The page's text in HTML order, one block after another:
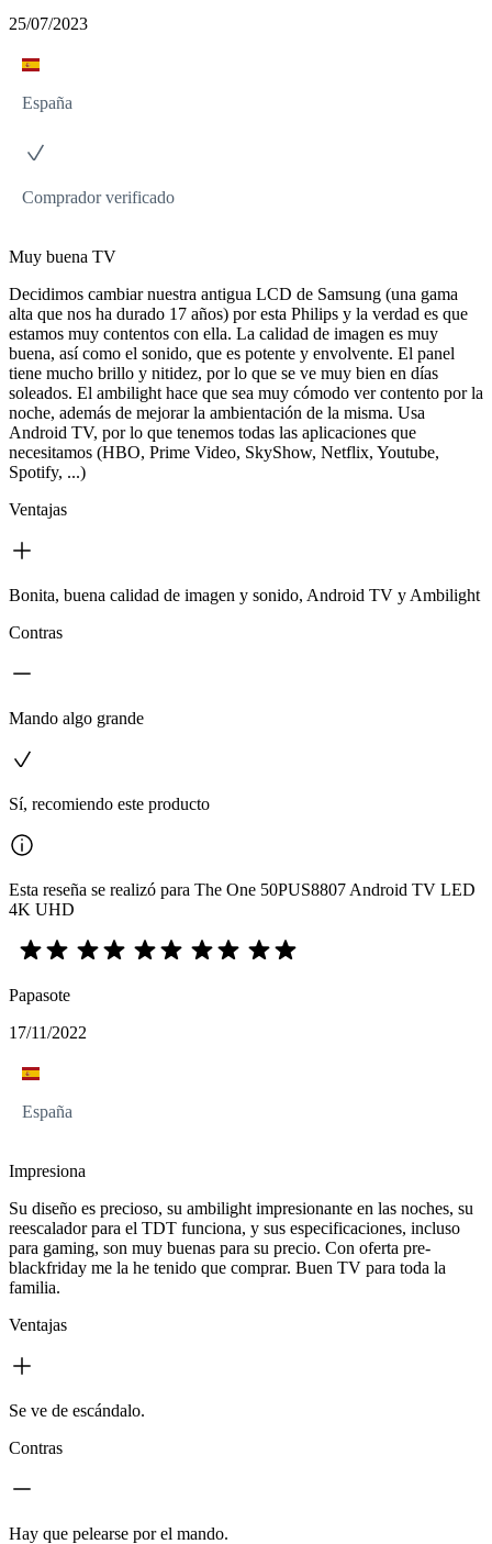
25/07/2023
España
Comprador verificado
Muy buena TV
Decidimos cambiar nuestra antigua LCD de Samsung (una gama
alta que nos ha durado 17 años) por esta Philips y la verdad es que
estamos muy contentos con ella. La calidad de imagen es muy
buena, así como el sonido, que es potente y envolvente. El panel
tiene mucho brillo y nitidez, por lo que se ve muy bien en días
soleados. El ambilight hace que sea muy cómodo ver contento por la
noche, además de mejorar la ambientación de la misma. Usa
Android TV, por lo que tenemos todas las aplicaciones que
necesitamos (HBO, Prime Video, SkyShow, Netflix, Youtube,
Spotify, ...)
Ventajas
Bonita, buena calidad de imagen y sonido, Android TV y Ambilight
Contras
Mando algo grande
Sí, recomiendo este producto
Esta reseña se realizó para The One 50PUS8807 Android TV LED
4K UHD
Papasote
17/11/2022
España
Impresiona
Su diseño es precioso, su ambilight impresionante en las noches, su
reescalador para el TDT funciona, y sus especificaciones, incluso
para gaming, son muy buenas para su precio. Con oferta pre-
blackfriday me la he tenido que comprar. Buen TV para toda la
familia.
Ventajas
Se ve de escándalo.
Contras
Hay que pelearse por el mando.